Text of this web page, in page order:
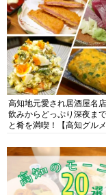
高知地元愛され居酒屋名
飲みからどっぷり深夜ま
と肴を満喫！【高知グルメ